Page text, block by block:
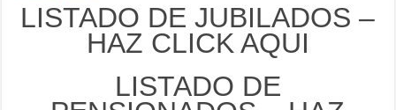
LISTADO DE JUBILADOS –
HAZ CLICK AQUI
LISTADO DE